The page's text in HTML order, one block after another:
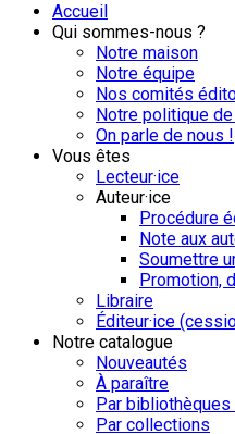
Accueil
Qui sommes-nous ?
Notre maison
Notre équipe
Nos comités
Notre politique
On parle de nous !
Vous êtes
Lecteur·ice
Auteur·ice
Procédure
Note aux
Soumettre
Promotion,
Libraire
Éditeur·ice
Notre catalogue
Nouveautés
À paraître
Par
Par collections